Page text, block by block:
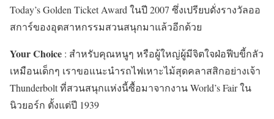
Today’s Golden Ticket Award ในปี 2007 ซึ่งเปรียบดั่งรางวัลออ
สการ์ของอุตสาหกรรมสวนสนุกมาแล้วอีกด้วย
Your Choice : สำหรับคุณหนูๆ หรือผู้ใหญ่ผู้มีจิตใจฝ่อฟีบขี้กลัว
เหมือนเด็กๆ เราขอแนะนำรถไฟเหาะไม้สุดคลาสสิกอย่างเจ้า
Thunderbolt ที่สวนสนุกแห่งนี้ซื้อมาจากงาน World’s Fair ใน
นิวยอร์ก ตั้งแต่ปี 1939